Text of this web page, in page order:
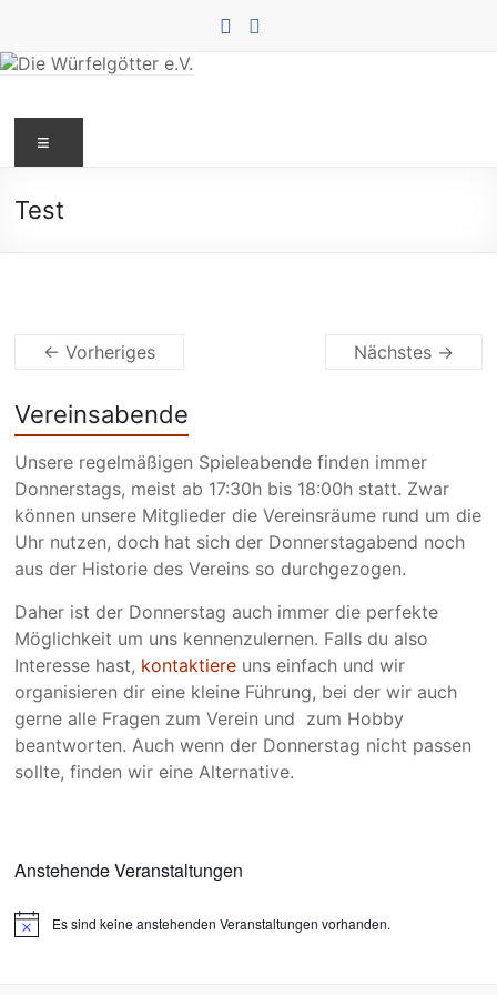
springen
Würfelgötter
Test
← Vorheriges Nächstes →
Vereinsabende
Unsere regelmäßigen Spieleabende finden immer
Donnerstags, meist ab 17:30h bis 18:00h statt. Zwar
können unsere Mitglieder die Vereinsräume rund um die
Uhr nutzen, doch hat sich der Donnerstagabend noch
aus der Historie des Vereins so durchgezogen.
Daher ist der Donnerstag auch immer die perfekte
Möglichkeit um uns kennenzulernen. Falls du also
Interesse hast, kontaktiere uns einfach und wir
organisieren dir eine kleine Führung, bei der wir auch
gerne alle Fragen zum Verein und zum Hobby
beantworten. Auch wenn der Donnerstag nicht passen
sollte, finden wir eine Alternative.
Anstehende Veranstaltungen
H
Es sind keine anstehenden Veranstaltungen vorhanden.